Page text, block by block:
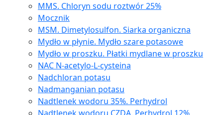
MMS. Chloryn sodu roztwór 25%
Mocznik
MSM. Dimetylosulfon. Siarka organiczna
Mydło w płynie. Mydło szare potasowe
Mydło w proszku. Płatki mydlane w proszku
NAC N-acetylo-L-cysteina
Nadchloran potasu
Nadmanganian potasu
Nadtlenek wodoru 35%. Perhydrol